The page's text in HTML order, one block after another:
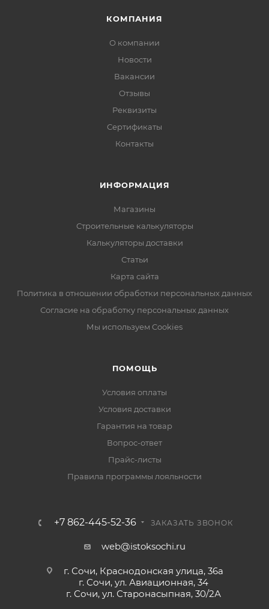
КОМПАНИЯ
О компании
Новости
Вакансии
Отзывы
Реквизиты
Сертификаты
Контакты
ИНФОРМАЦИЯ
Магазины
Строительные калькуляторы
Калькуляторы доставки
Статьи
Карта сайта
Политика в отношении обработки персональных данных
Согласие на обработку персональных данных
Мы используем Cookies
ПОМОЩЬ
Условия оплаты
Условия доставки
Гарантия на товар
Вопрос-ответ
Прайс-листы
Правила программы лояльности
+7 862-445-52-36 ЗАКАЗАТЬ ЗВОНОК
web@istoksochi.ru
г. Сочи, Краснодонская улица, 36а
г. Сочи, ул. Авиационная, 34
г. Сочи, ул. Старонасыпная, 30/2А